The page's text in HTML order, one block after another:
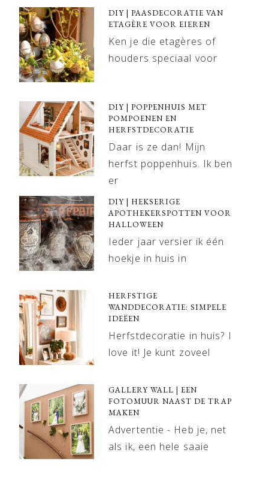
DIY | PAASDECORATIE VAN
ETAGÈRE VOOR EIEREN
Ken je die etagères of
houders speciaal voor
DIY | POPPENHUIS MET
POMPOENEN EN
HERFSTDECORATIE
Daar is ze dan! Mijn
herfst poppenhuis. Ik ben
er
DIY | HEKSERIGE
APOTHEKERSPOTTEN VOOR
HALLOWEEN
Ieder jaar versier ik één
hoekje in huis in
HERFSTIGE
WANDDECORATIE: SIMPELE
IDEËEN
Herfstdecoratie in huis? I
love it! Je kunt zoveel
GALLERY WALL | EEN
FOTOMUUR NAAST DE TRAP
MAKEN
Advertentie - Heb je, net
als ik, een hele saaie